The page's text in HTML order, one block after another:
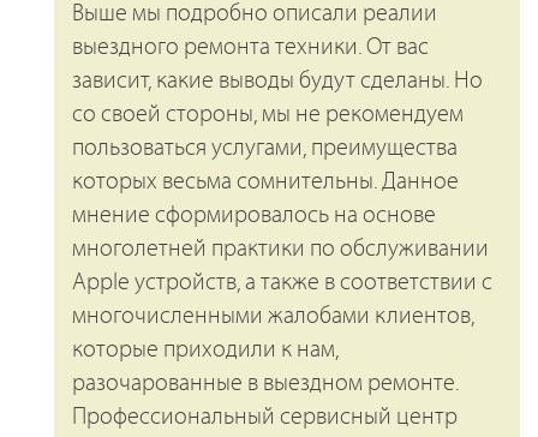
Выше мы подробно описали реалии
выездного ремонта техники. От вас
зависит, какие выводы будут сделаны. Но
со своей стороны, мы не рекомендуем
пользоваться услугами, преимущества
которых весьма сомнительны. Данное
мнение сформировалось на основе
многолетней практики по обслуживании
Apple устройств, а также в соответствии с
многочисленными жалобами клиентов,
которые приходили к нам,
разочарованные в выездном ремонте.
Профессиональный сервисный центр